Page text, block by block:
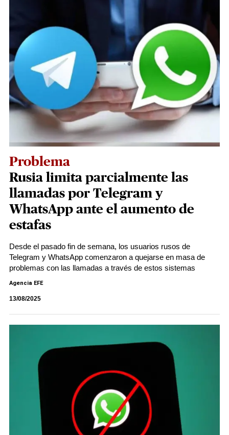
Problema
Rusia limita parcialmente las
llamadas por Telegram y
WhatsApp ante el aumento de
estafas
Desde el pasado fin de semana, los usuarios rusos de
Telegram y WhatsApp comenzaron a quejarse en masa de
problemas con las llamadas a través de estos sistemas
Agencia EFE
13/08/2025